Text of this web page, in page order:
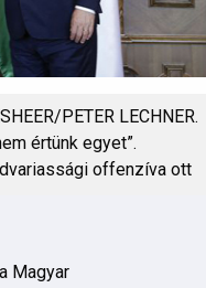
PETER LECHNER.
értünk egyet”.
offenzíva ott
Magyar